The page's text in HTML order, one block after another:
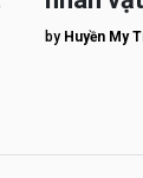
nhân
by Huyền My